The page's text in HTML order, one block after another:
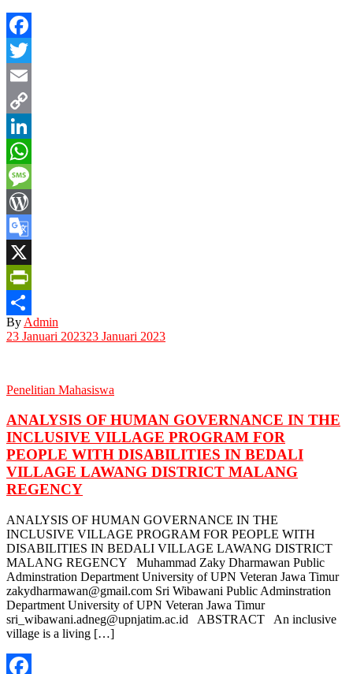
Facebook
Twitter
Email
Copy
Link
LinkedIn
WhatsApp
Message
WordPress
Google
Translate
X
PrintFriendly
Share
By Admin
23 Januari 202323 Januari 2023
Penelitian Mahasiswa
ANALYSIS OF HUMAN GOVERNANCE IN THE
INCLUSIVE VILLAGE PROGRAM FOR
PEOPLE WITH DISABILITIES IN BEDALI
VILLAGE LAWANG DISTRICT MALANG
REGENCY
ANALYSIS OF HUMAN GOVERNANCE IN THE
INCLUSIVE VILLAGE PROGRAM FOR PEOPLE WITH
DISABILITIES IN BEDALI VILLAGE LAWANG DISTRICT
MALANG REGENCY Muhammad Zaky Dharmawan Public
Adminstration Department University of UPN Veteran Jawa Timur
zakydharmawan@gmail.com Sri Wibawani Public Adminstration
Department University of UPN Veteran Jawa Timur
sri_wibawani.adneg@upnjatim.ac.id ABSTRACT An inclusive
village is a living […]